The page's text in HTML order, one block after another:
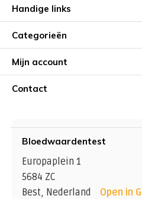
Handige links
Categorieën
Mijn account
Contact
Bloedwaardentest
Europaplein 1
5684 ZC
Best, Nederland
Open in